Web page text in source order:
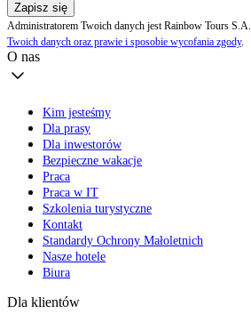
Zapisz się
Administratorem Twoich danych jest Rainbow Tours S.A.
Twoich danych oraz prawie i sposobie wycofania zgody.
O nas
Kim jesteśmy
Dla prasy
Dla inwestorów
Bezpieczne wakacje
Praca
Praca w IT
Szkolenia turystyczne
Kontakt
Standardy Ochrony Małoletnich
Nasze hotele
Biura
Dla klientów